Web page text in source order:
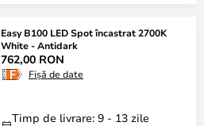
Easy B100 LED Spot încastrat 2700K
White - Antidark
762,00 RON
Fișă de date
Timp de livrare: 9 - 13 zile